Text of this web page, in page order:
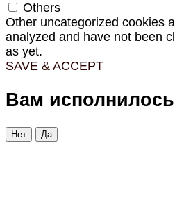
Others
Other uncategorized cookies
analyzed and have not been
as yet.
SAVE & ACCEPT
Вам исполнилось
Нет Да